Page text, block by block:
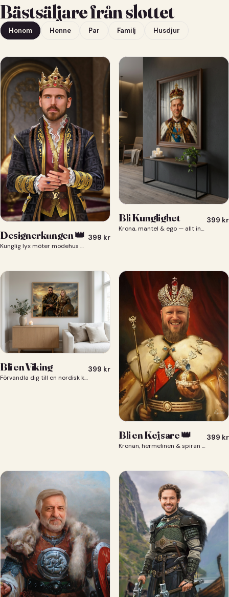
Bästsäljare från slottet
Honom Henne Par Familj Husdjur
Designerkungen 👑
Kunglig lyx möter modehus — du som designerkung 👑
399 kr
Bli Kunglighet
Krona, mantel & ego — allt ingår 👑
399 kr
Bli en Viking
Förvandla dig till en nordisk krigare i ett episkt vikingaporträtt.
399 kr
Bli en Kejsare 👑
Kronan, hermelinen & spiran — du som kejsare 👑
399 kr